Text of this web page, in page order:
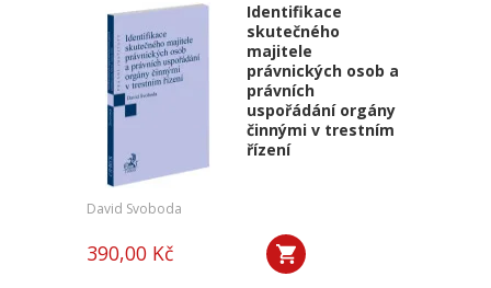
Identifikace
skutečného
majitele
právnických osob a
právních
uspořádání orgány
činnými v trestním
řízení
David Svoboda
390,00 Kč